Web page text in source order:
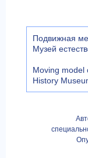
Подвижная
Музей
Moving model
History